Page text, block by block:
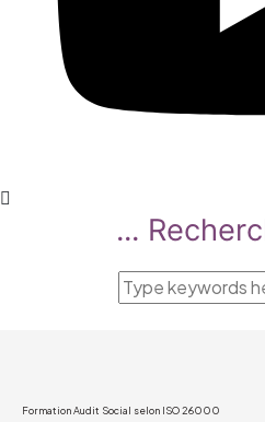
...
Formation Audit Social selon ISO 26000